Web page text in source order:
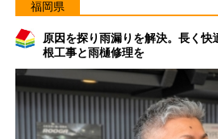
福岡県
原因を探り雨漏りを解決。長く快
根工事と雨樋修理を